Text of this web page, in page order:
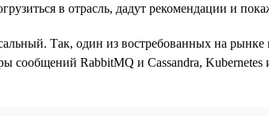
в отрасль, дадут рекомендации и
Так, один из востребованных на
сообщений RabbitMQ и Cassandra,